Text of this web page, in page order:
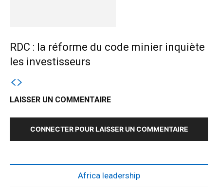
RDC : la réforme du code minier inquiète
les investisseurs
LAISSER UN COMMENTAIRE
CONNECTER POUR LAISSER UN COMMENTAIRE
Africa leadership